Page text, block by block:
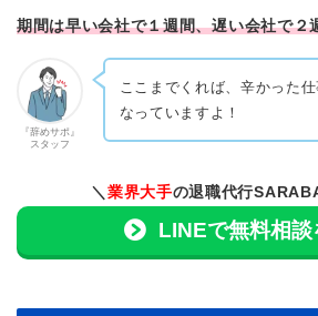
期間は早い会社で１週間、遅い会社で２
『辞めサポ』
スタッフ
ここまでくれば、辛かった
なっていますよ！
＼業界大手の退職代行
LINEで無料相談